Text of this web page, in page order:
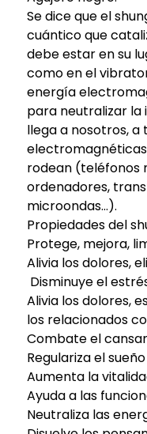
Se dice que el
cuántico que
debe estar en su
como en el
energía
para neutralizar la
llega a nosotros, a
rodean (teléfonos
ordenadores,
microondas…).
Propiedades del
Protege, mejora,
Alivia los dolores,
Disminuye el
Alivia los dolores,
los relacionados
Combate el
Regulariza el sueño
Aumenta la
Ayuda a las
Neutraliza las